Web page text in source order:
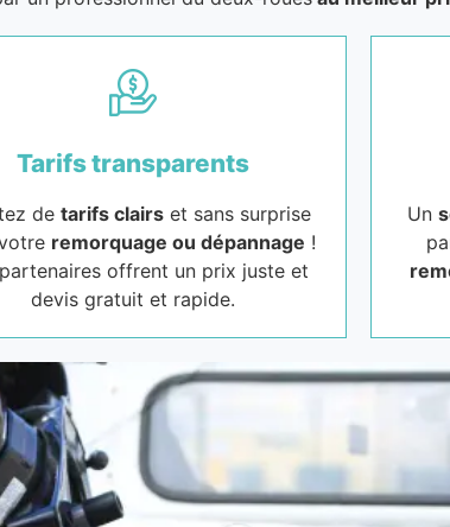
Tarifs transparents
de tarifs clairs et sans surprise
remorquage ou dépannage !
offrent un prix juste et
devis gratuit et rapide.
Un